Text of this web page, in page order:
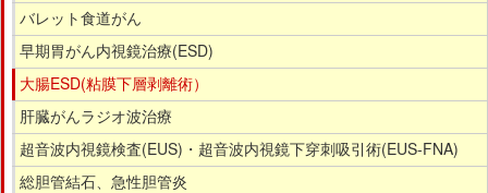
で
す。
バレット食道がん
早期胃がん内視鏡治療(ESD)
大腸ESD(粘膜下層剥離術）
肝臓がんラジオ波治療
超音波内視鏡検査(EUS)・超音波内視鏡下穿刺吸引術(EUS-FNA)
総胆管結石、急性胆管炎